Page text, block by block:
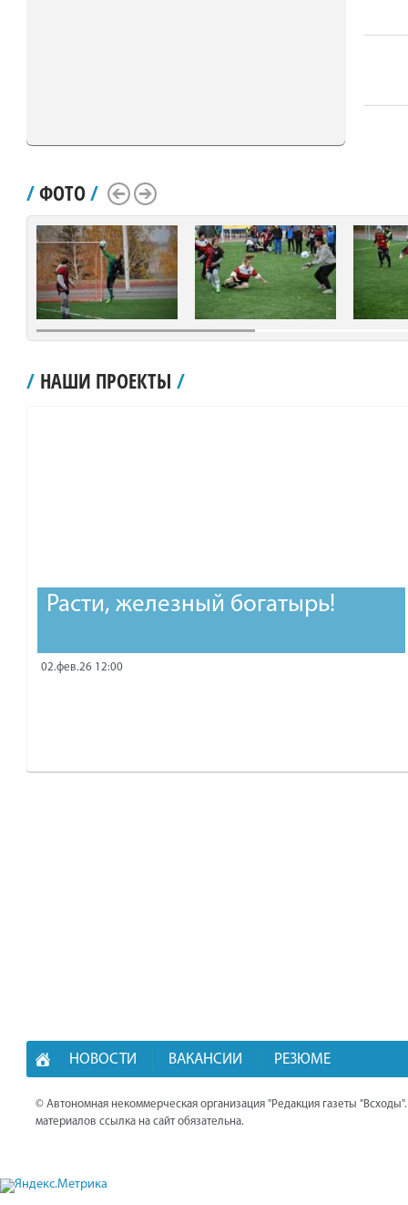
/ФОТО/
Scroll LeftScroll Right
/ НАШИ ПРОЕКТЫ /
Расти, железный богатырь!
02.фев.26 12:00
НОВОСТИ ВАКАНСИИ РЕЗЮМЕ
© Автономная некоммерческая организация "Редакция газеты
материалов ссылка на сайт обязательна.